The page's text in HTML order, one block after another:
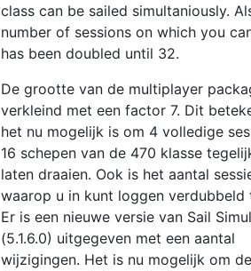
class can be sailed simultaniously.
number of sessions on which you
has been doubled until 32.
De grootte van de multiplayer
verkleind met een factor 7. Dit
het nu mogelijk is om 4 volledige
16 schepen van de 470 klasse
laten draaien. Ook is het aantal
waarop u in kunt loggen verdubbeld
Er is een nieuwe versie van Sail
(5.1.6.0) uitgegeven met een aantal
wijzigingen. Het is nu mogelijk om de